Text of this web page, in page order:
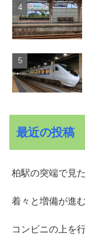
最近の投稿
柏駅の突端で見
着々と増備が進
コンビニの上を